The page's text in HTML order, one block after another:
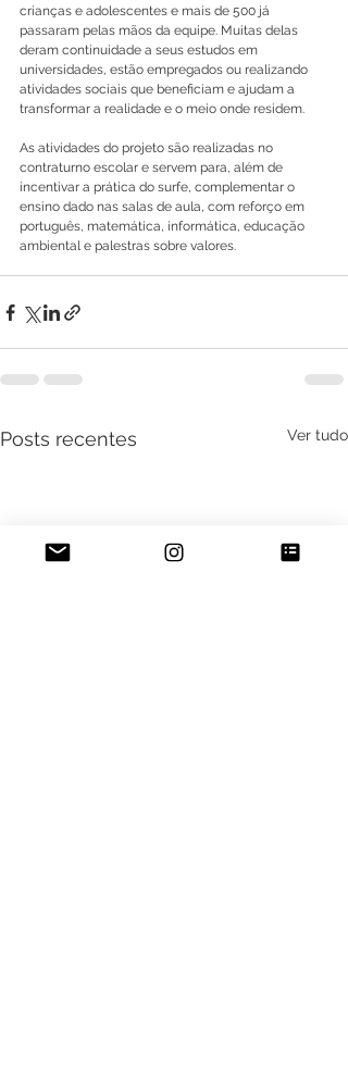
crianças e adolescentes e mais de 500 já
passaram pelas mãos da equipe. Muitas delas
deram continuidade a seus estudos em
universidades, estão empregados ou realizando
atividades sociais que beneficiam e ajudam a
transformar a realidade e o meio onde residem.
As atividades do projeto são realizadas no
contraturno escolar e servem para, além de
incentivar a prática do surfe, complementar o
ensino dado nas salas de aula, com reforço em
português, matemática, informática, educação
ambiental e palestras sobre valores.
Posts recentes Ver tudo